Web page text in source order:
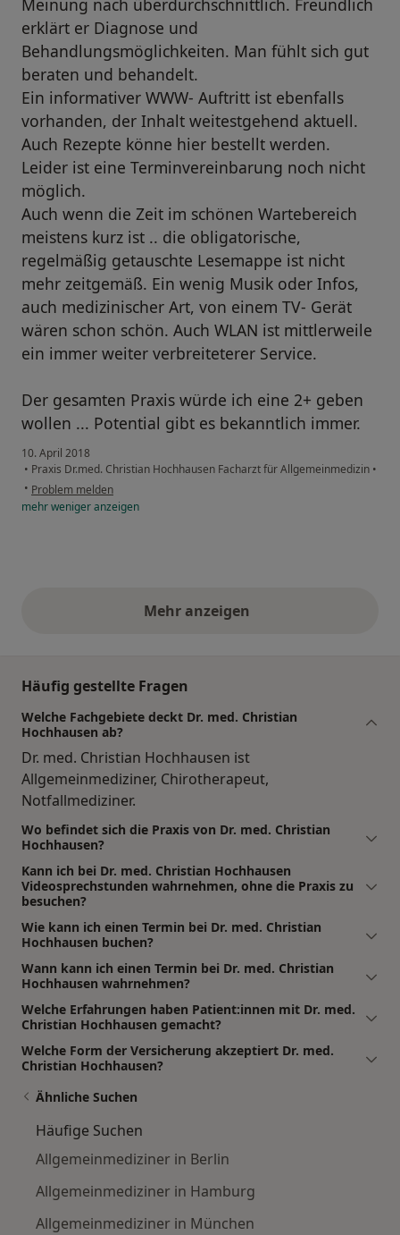
Meinung nach überdurchschnittlich. Freundlich
erklärt er Diagnose und
Behandlungsmöglichkeiten. Man fühlt sich gut
beraten und behandelt.
Ein informativer WWW- Auftritt ist ebenfalls
vorhanden, der Inhalt weitestgehend aktuell.
Auch Rezepte könne hier bestellt werden.
Leider ist eine Terminvereinbarung noch nicht
möglich.
Auch wenn die Zeit im schönen Wartebereich
meistens kurz ist .. die obligatorische,
regelmäßig getauschte Lesemappe ist nicht
mehr zeitgemäß. Ein wenig Musik oder Infos,
auch medizinischer Art, von einem TV- Gerät
wären schon schön. Auch WLAN ist mittlerweile
ein immer weiter verbreiteterer Service.
Der gesamten Praxis würde ich eine 2+ geben
wollen ... Potential gibt es bekanntlich immer.
10. April 2018
• Praxis Dr.med. Christian Hochhausen Facharzt für Allgemeinmedizin •
• Problem melden
mehrwenigeranzeigen
Mehr anzeigenobige Stellungnahmen
Häufig gestellte Fragen
Welche Fachgebiete deckt Dr. med. Christian
Hochhausen ab?
Dr. med. Christian Hochhausen ist
Allgemeinmediziner, Chirotherapeut,
Notfallmediziner.
Wo befindet sich die Praxis von Dr. med. Christian
Hochhausen?
Kann ich bei Dr. med. Christian Hochhausen
Videosprechstunden wahrnehmen, ohne die Praxis zu
besuchen?
Wie kann ich einen Termin bei Dr. med. Christian
Hochhausen buchen?
Wann kann ich einen Termin bei Dr. med. Christian
Hochhausen wahrnehmen?
Welche Erfahrungen haben Patient:innen mit Dr. med.
Christian Hochhausen gemacht?
Welche Form der Versicherung akzeptiert Dr. med.
Christian Hochhausen?
Ähnliche Suchen
Häufige Suchen
Allgemeinmediziner in Berlin
Allgemeinmediziner in Hamburg
Allgemeinmediziner in München